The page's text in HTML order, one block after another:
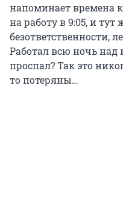
напоминает времена
на работу в 9:05, и
безответственности,
Работал всю ночь
проспал? Так это
то потеряны…